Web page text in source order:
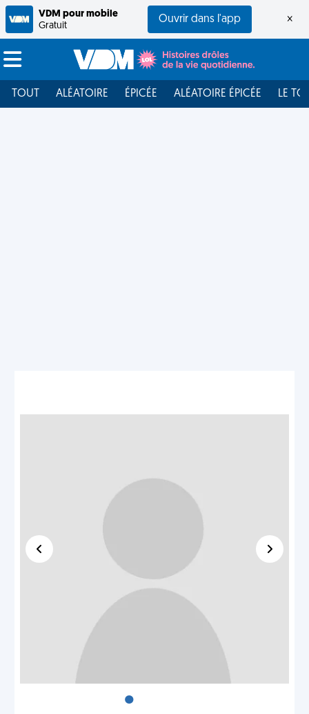
VDM pour mobile
Gratuit
Ouvrir dans l'app ×
TOUT ALÉATOIRE ÉPICÉE ALÉATOIRE ÉPICÉE LE
•